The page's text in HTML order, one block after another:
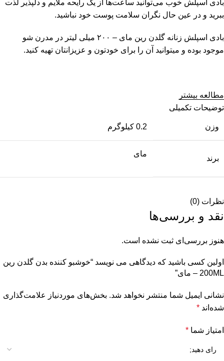
بادی اسپلش‌ خوب می‌توانید ساعت‌ها از یک رایحه ملایم و دلپذیر لذت
ببرید و در عین حال نگران سلامت پوست خود نباشید.
بادی اسپلش زنانه گلدن رین مای – ۲۰۰ میلی لیتر
در مدرن شو
موجود بوده و میتوانید آن را برای خودتون و عزیزانتان تهیه کنید.
مطالعه بیشتر
توضیحات تکمیلی
وزن 0.2 کیلوگرم
برند
مای
نظرات (0)
نقد و بررسی‌ها
هنوز بررسی‌ای ثبت نشده است.
اولین کسی باشید که دیدگاهی می نویسد “خوشبو کننده بدن گلدن رین
200ML – مای”
نشانی ایمیل شما منتشر نخواهد شد. بخش‌های موردنیاز علامت‌گذاری
شده‌اند *
امتیاز شما *